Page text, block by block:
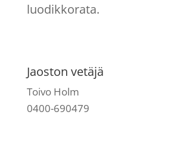
luodikkorata.
Jaoston vetäjä
Toivo Holm
0400-690479